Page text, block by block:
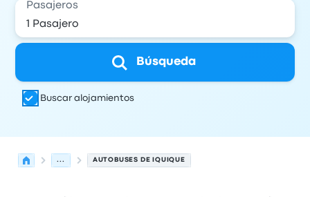
Pasajeros
Búsqueda
Buscar alojamientos
... AUTOBUSES DE IQUIQUE